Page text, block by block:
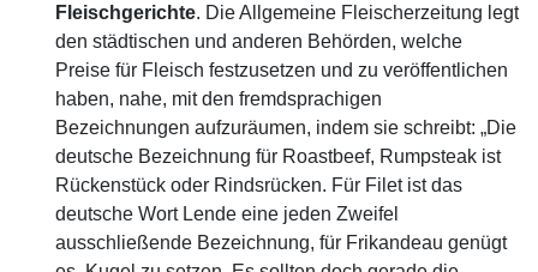
Fleischgerichte. Die Allgemeine Fleischerzeitung legt
den städtischen und anderen Behörden, welche
Preise für Fleisch festzusetzen und zu veröffentlichen
haben, nahe, mit den fremdsprachigen
Bezeichnungen aufzuräumen, indem sie schreibt: „Die
deutsche Bezeichnung für Roastbeef, Rumpsteak ist
Rückenstück oder Rindsrücken. Für Filet ist das
deutsche Wort Lende eine jeden Zweifel
ausschließende Bezeichnung, für Frikandeau genügt